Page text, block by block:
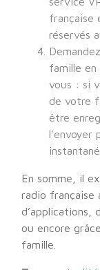
française
réservés
famille en
vous : si
de votre
être
l’envoyer
En somme, il
radio française
d’applications,
ou encore
famille.